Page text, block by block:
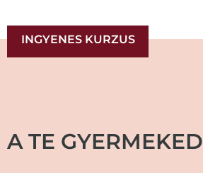
INGYENES KURZUS
A TE GYERMEKED